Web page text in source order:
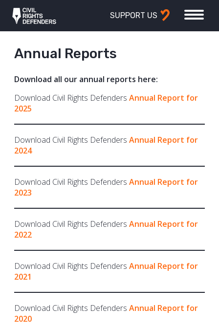
SUPPORT US
Annual Reports
Download all our annual reports here:
Download Civil Rights Defenders Annual Report for
2025
Download Civil Rights Defenders Annual Report for
2024
Download Civil Rights Defenders Annual Report for
2023
Download Civil Rights Defenders Annual Report for
2022
Download Civil Rights Defenders Annual Report for
2021
Download Civil Rights Defenders Annual Report for
2020